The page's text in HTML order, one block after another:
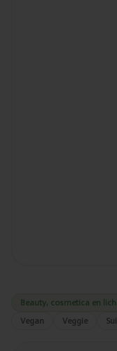
Beauty, cosmetica en
Vegan
Veggie